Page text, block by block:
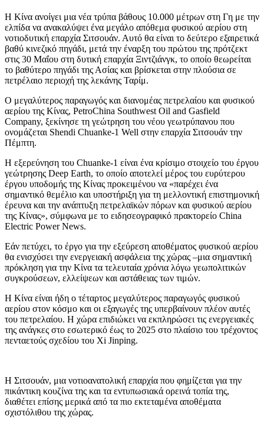
Η Κίνα ανοίγει μια νέα τρύπα βάθους 10.000 μέτρων στη Γη με την
ελπίδα να ανακαλύψει ένα μεγάλο απόθεμα φυσικού αερίου στη
νοτιοδυτική επαρχία Σιτσουάν. Αυτό θα είναι το δεύτερο εξαιρετικά
βαθύ κινεζικό πηγάδι, μετά την έναρξη του πρώτου της πρότζεκτ
στις 30 Μαΐου στη δυτική επαρχία Ξιντζιάνγκ, το οποίο θεωρείται
το βαθύτερο πηγάδι της Ασίας και βρίσκεται στην πλούσια σε
πετρέλαιο περιοχή της λεκάνης Ταρίμ.
Ο μεγαλύτερος παραγωγός και διανομέας πετρελαίου και φυσικού
αερίου της Κίνας, PetroChina Southwest Oil and Gasfield
Company, ξεκίνησε τη γεώτρηση του νέου γεωτρύπανου που
ονομάζεται Shendi Chuanke-1 Well στην επαρχία Σιτσουάν την
Πέμπτη.
Η εξερεύνηση του Chuanke-1 είναι ένα κρίσιμο στοιχείο του έργου
γεώτρησης Deep Earth, το οποίο αποτελεί μέρος του ευρύτερου
έργου υποδομής της Κίνας προκειμένου να «παρέχει ένα
σημαντικό θεμέλιο και υποστήριξη για τη μελλοντική επιστημονική
έρευνα και την ανάπτυξη πετρελαϊκών πόρων και φυσικού αερίου
της Κίνας», σύμφωνα με το ειδησεογραφικό πρακτορείο China
Electric Power News.
Εάν πετύχει, το έργο για την εξεύρεση αποθέματος φυσικού αερίου
θα ενισχύσει την ενεργειακή ασφάλεια της χώρας –μια σημαντική
πρόκληση για την Κίνα τα τελευταία χρόνια λόγω γεωπολιτικών
συγκρούσεων, ελλείψεων και αστάθειας των τιμών.
Η Κίνα είναι ήδη ο τέταρτος μεγαλύτερος παραγωγός φυσικού
αερίου στον κόσμο και οι εξαγωγές της υπερβαίνουν πλέον αυτές
του πετρελαίου. Η χώρα επιδιώκει να εκπληρώσει τις ενεργειακές
της ανάγκες στο εσωτερικό έως το 2025 στο πλαίσιο του τρέχοντος
πενταετούς σχεδίου του Xi Jinping.
Η Σιτσουάν, μια νοτιοανατολική επαρχία που φημίζεται για την
πικάντικη κουζίνα της και τα εντυπωσιακά ορεινά τοπία της,
διαθέτει επίσης μερικά από τα πιο εκτεταμένα αποθέματα
σχιστόλιθου της χώρας.